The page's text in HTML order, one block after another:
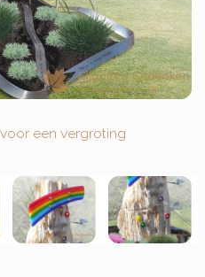
een vergroting